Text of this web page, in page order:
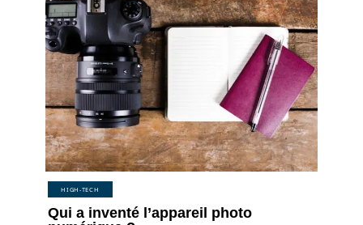
HIGH-TECH
Qui a inventé l’appareil photo